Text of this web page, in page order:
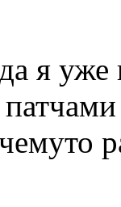
я уже